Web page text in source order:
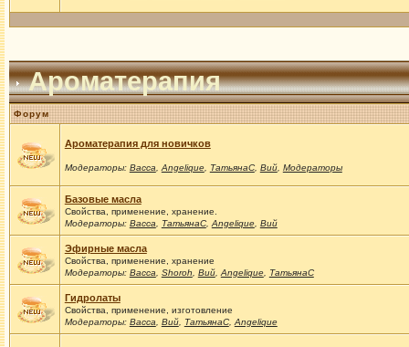
Ароматерапия
Форум
Ароматерапия для новичков
Модераторы: Васса Angelique, ТатьянаС, Вий, Модераторы
Базовые масла
Свойства, применение, хранение.
Модераторы: Васса ТатьянаС, Angelique, Вий
Эфирные масла
Свойства, применение, хранение
Модераторы: Васса Shoroh Вий, Angelique, ТатьянаС
Гидролаты
Свойства, применение, изготовление
Модераторы: Васса Вий, ТатьянаС, Angelique